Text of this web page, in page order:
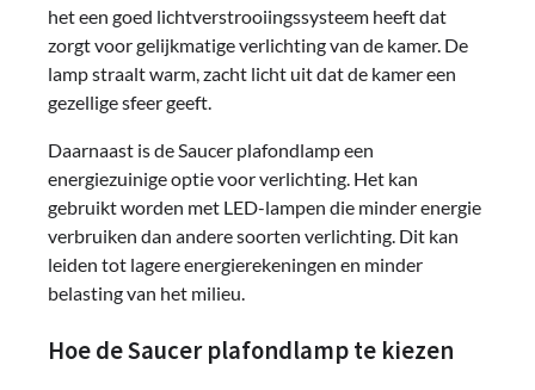
het een goed lichtverstrooiingssysteem heeft dat
zorgt voor gelijkmatige verlichting van de kamer. De
lamp straalt warm, zacht licht uit dat de kamer een
gezellige sfeer geeft.
Daarnaast is de Saucer plafondlamp een
energiezuinige optie voor verlichting. Het kan
gebruikt worden met LED-lampen die minder energie
verbruiken dan andere soorten verlichting. Dit kan
leiden tot lagere energierekeningen en minder
belasting van het milieu.
Hoe de Saucer plafondlamp te kiezen